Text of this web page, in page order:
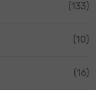
(133)
(10)
(16)